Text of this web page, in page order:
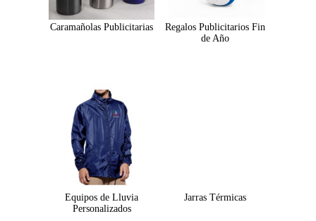
Caramañolas Publicitarias
Regalos Publicitarios Fin
de Año
Equipos de Lluvia
Personalizados
Jarras Térmicas